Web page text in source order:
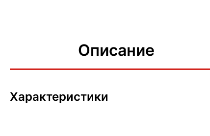
Описание
Характеристики